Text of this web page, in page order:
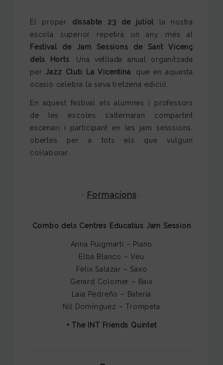
El proper dissabte 23 de juliol la nostra
escola superior repetirà un any més al
Festival de Jam Sessions de Sant Vicenç
dels Horts . Una vetllada anual organitzada
per Jazz Club La Vicentina , que en aquesta
ocasió celebra la seva tretzena edició.
En aquest festival els alumnes i professors
de les escoles s’alternaran compartint
escenari i participant en les jam sesssions,
obertes per a tots els que vulguin
col·laborar.
· Formacions ·
Combo dels Centres Educatius Jam Session
Anna Puigmartí – Piano
Elba Blanco – Veu
Felix Salazar – Saxo
Gerard Colomer – Baix
Laia Pedreño – Bateria
Nil Domínguez – Trompeta
+ The INT Friends Quintet